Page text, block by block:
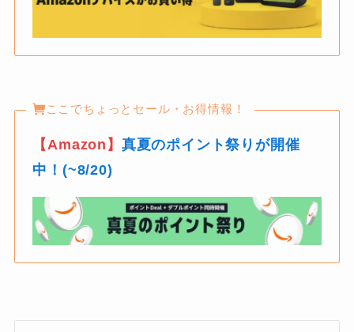
ここでちょっとセール・お得情報！
【Amazon】 真夏のポイント祭りが開催
中！(~8/20)